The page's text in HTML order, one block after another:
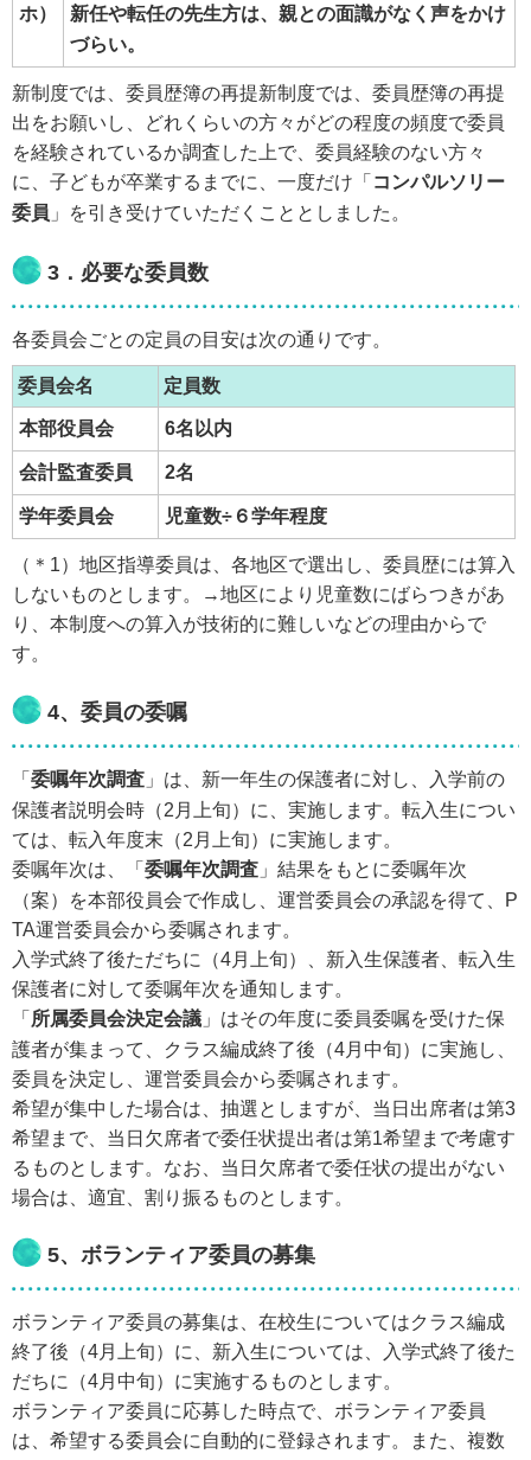
ホ）
新任や転任の先生方は、親との面識がなく声をかけ
づらい。
新制度では、委員歴簿の再提新制度では、委員歴簿の再提
出をお願いし、どれくらいの方々がどの程度の頻度で委員
を経験されているか調査した上で、委員経験のない方々
に、子どもが卒業するまでに、一度だけ「 コンパルソリー
委員 」を引き受けていただくこととしました。
3．必要な委員数
各委員会ごとの定員の目安は次の通りです。
委員会名 定員数
本部役員会 6名以内
会計監査委員 2名
学年委員会 児童数÷６学年程度
（＊1）地区指導委員は、各地区で選出し、委員歴には算入
しないものとします。→地区により児童数にばらつきがあ
り、本制度への算入が技術的に難しいなどの理由からで
す。
4、委員の委嘱
「 委嘱年次調査 」は、新一年生の保護者に対し、入学前の
保護者説明会時（2月上旬）に、実施します。転入生につい
ては、転入年度末（2月上旬）に実施します。
委嘱年次は、「 委嘱年次調査 」結果をもとに委嘱年次
（案）を本部役員会で作成し、運営委員会の承認を得て、P
TA運営委員会から委嘱されます。
入学式終了後ただちに（4月上旬）、新入生保護者、転入生
保護者に対して委嘱年次を通知します。
「 所属委員会決定会議 」はその年度に委員委嘱を受けた保
護者が集まって、クラス編成終了後（4月中旬）に実施し、
委員を決定し、運営委員会から委嘱されます。
希望が集中した場合は、抽選としますが、当日出席者は第3
希望まで、当日欠席者で委任状提出者は第1希望まで考慮す
るものとします。なお、当日欠席者で委任状の提出がない
場合は、適宜、割り振るものとします。
5、ボランティア委員の募集
ボランティア委員の募集は、在校生についてはクラス編成
終了後（4月上旬）に、新入生については、入学式終了後た
だちに（4月中旬）に実施するものとします。
ボランティア委員に応募した時点で、ボランティア委員
は、希望する委員会に自動的に登録されます。また、複数